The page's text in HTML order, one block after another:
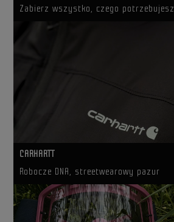
Zabierz wszystko, czego potrzebujesz
CARHARTT
Robocze DNA, streetwearowy pazur